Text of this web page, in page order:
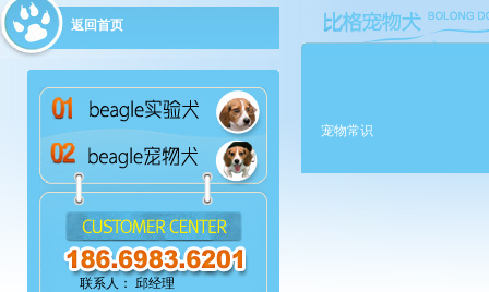
返回首页
联系人： 邱经理
宠物常识